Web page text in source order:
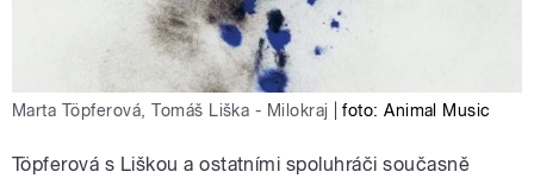
Marta Töpferová, Tomáš Liška - Milokraj foto: Animal Music
Töpferová s Liškou a ostatními spoluhráči současně